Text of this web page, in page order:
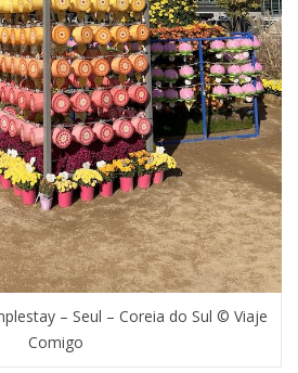
– Seul – Coreia do Sul © Viaje
Comigo